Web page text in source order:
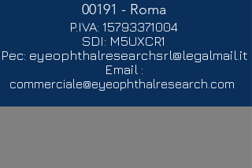
00191 - Roma
P.IVA: 15793371004
SDI: M5UXCR1
Pec: eyeophthalresearchsrl@legalmail.it
Email :
commerciale@eyeophthalresearch.com